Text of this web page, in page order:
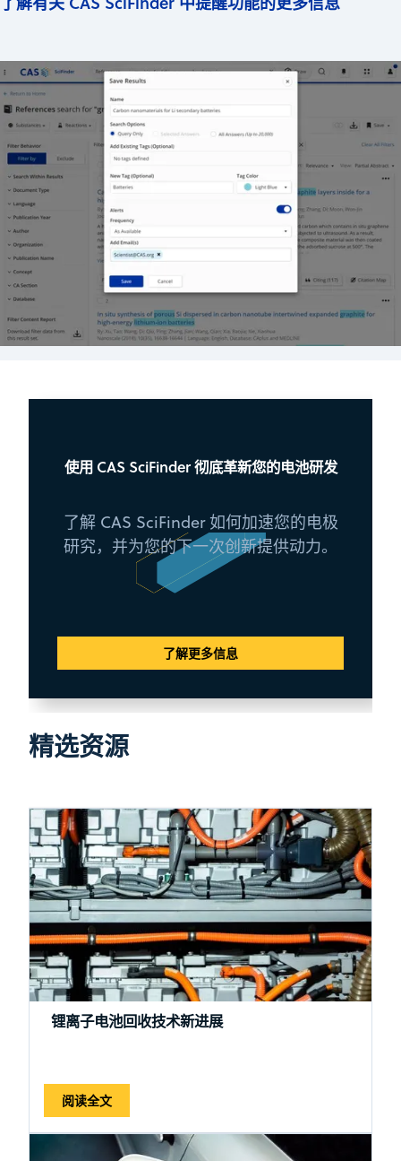
使用 CAS SciFinder 彻底革新您的电池研发
了解 CAS SciFinder 如何加速您的电极
研究，并为您的下一次创新提供动力。
了解更多信息
精选资源
锂离子电池回收技术新进展
阅读全文